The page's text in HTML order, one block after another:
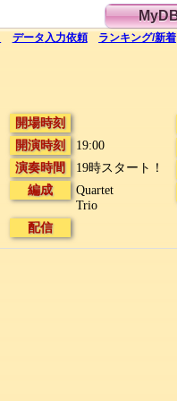
データ入力依頼 ランキング/新着
開場時刻
開演時刻
19:00
演奏時間
19時スタート！
編成
Quartet
Trio
配信